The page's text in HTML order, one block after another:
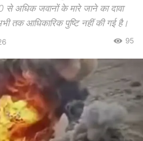
अधिक जवानों के मारे जाने का दावा
तक आधिकारिक पुष्टि नहीं की गई है।
95